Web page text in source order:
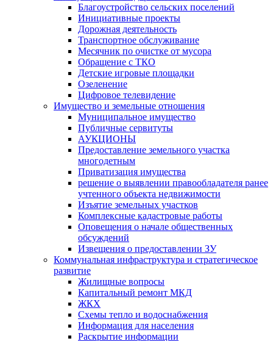
Благоустройство сельских поселений
Инициативные проекты
Дорожная деятельность
Транспортное обслуживание
Месячник по очистке от мусора
Обращение с ТКО
Детские игровые площадки
Озеленение
Цифровое телевидение
Имущество и земельные отношения
Муниципальное имущество
Публичные сервитуты
АУКЦИОНЫ
Предоставление земельного участка
многодетным
Приватизация имущества
решение о выявлении правообладателя ранее
учтенного объекта недвижимости
Изъятие земельных участков
Комплексные кадастровые работы
Оповещения о начале общественных
обсуждений
Извещения о предоставлении ЗУ
Коммунальная инфраструктура и стратегическое
развитие
Жилищные вопросы
Капитальный ремонт МКД
ЖКХ
Схемы тепло и водоснабжения
Информация для населения
Раскрытие информации